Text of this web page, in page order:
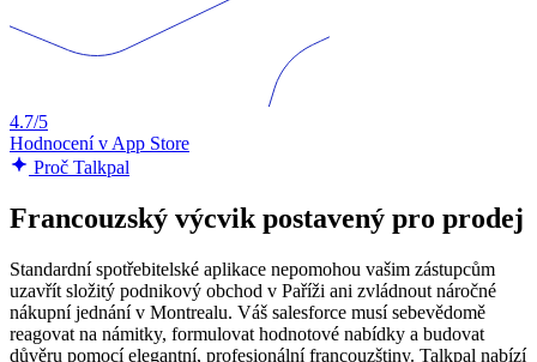
4.7/5
Hodnocení v App Store
Proč Talkpal
Francouzský výcvik postavený pro prodej
Standardní spotřebitelské aplikace nepomohou vašim zástupcům
uzavřít složitý podnikový obchod v Paříži ani zvládnout náročné
nákupní jednání v Montrealu. Váš salesforce musí sebevědomě
reagovat na námitky, formulovat hodnotové nabídky a budovat
důvěru pomocí elegantní, profesionální francouzštiny. Talkpal nabízí